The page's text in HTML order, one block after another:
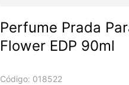
Perfume Prada
Flower EDP 90ml
Código: 018522